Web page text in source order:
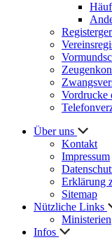
Vordrucke
Über uns
Kontakt
Impressum
Erklärung
Sitemap
Nützliche Links
Ministerien
Infos